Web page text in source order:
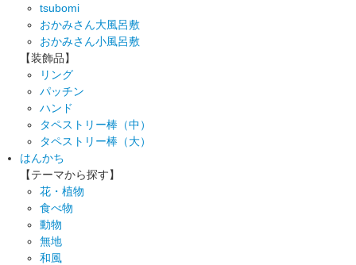
tsubomi
おかみさん大風呂敷
おかみさん小風呂敷
【装飾品】
リング
パッチン
ハンド
タペストリー棒（中）
タペストリー棒（大）
はんかち
【テーマから探す】
花・植物
食べ物
動物
無地
和風